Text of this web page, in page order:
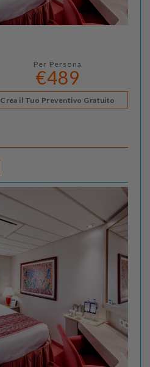
Per Persona
€489
Crea il Tuo Preventivo Gratuito